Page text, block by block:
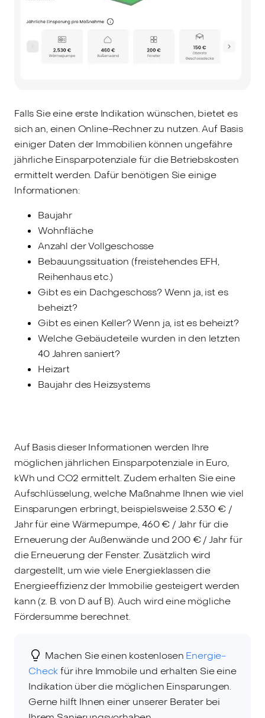
Falls Sie eine erste Indikation wünschen, bietet es
sich an, einen Online-Rechner zu nutzen. Auf Basis
einiger Daten der Immobilien können ungefähre
jährliche Einsparpotenziale für die Betriebskosten
ermittelt werden. Dafür benötigen Sie einige
Informationen:
Baujahr
Wohnfläche
Anzahl der Vollgeschosse
Bebauungssituation (freistehendes EFH,
Reihenhaus etc.)
Gibt es ein Dachgeschoss? Wenn ja, ist es
beheizt?
Gibt es einen Keller? Wenn ja, ist es beheizt?
Welche Gebäudeteile wurden in den letzten
40 Jahren saniert?
Heizart
Baujahr des Heizsystems
Auf Basis dieser Informationen werden Ihre
möglichen jährlichen Einsparpotenziale in Euro,
kWh und CO2 ermittelt. Zudem erhalten Sie eine
Aufschlüsselung, welche Maßnahme Ihnen wie viel
Einsparungen erbringt, beispielsweise 2.530 € /
Jahr für eine Wärmepumpe, 460 € / Jahr für die
Erneuerung der Außenwände und 200 € / Jahr für
die Erneuerung der Fenster. Zusätzlich wird
dargestellt, um wie viele Energieklassen die
Energieeffizienz der Immobilie gesteigert werden
kann (z. B. von D auf B). Auch wird eine mögliche
Fördersumme berechnet.
Machen Sie einen kostenlosen Energie-
Checkfür ihre Immobile und erhalten Sie eine
Indikation über die möglichen Einsparungen.
Gerne hilft Ihnen einer unserer Berater bei